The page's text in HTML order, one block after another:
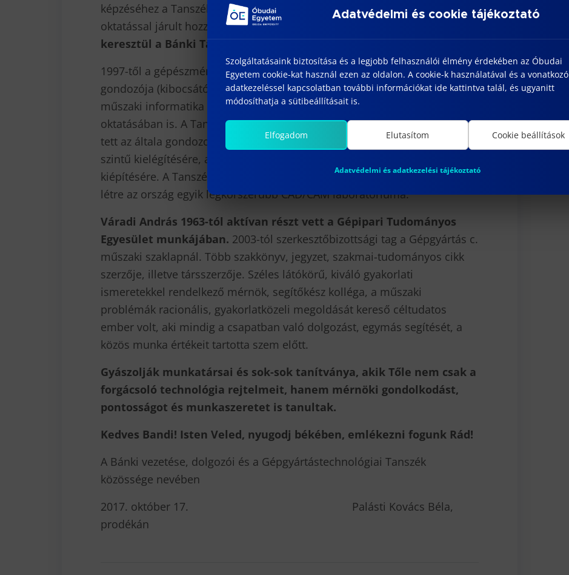
képzéséhez a Tanszék szintén jelentős műhelyi, laboratóriumi és tantermi
oktatással járult hozzá.
A Tanszék vezetése mellett több éven
keresztül a Bánki Tanácsának elnöke volt.
1997-től a gépészmérnöki szakon a Tanszék az új CAD/CAM szakirány
gondozója (kibocsátó tanszéke), továbbá jelentős szerepet vállalt a
műszaki informatika szakon indult Tervezőrendszerek szakirány
oktatásában is. A Tanszék az 1997/98 tanévben jelentős erőfeszítéseket
tett az általa gondozott tantárgyak laboratóriumi háttérigényének magas
szintű kielégítésére, a korszerű számítástechnikai infrastruktúra
kiépítésére. A Tanszéken – támaszkodva a főiskola támogatására – jött
létre az ország egyik legkorszerűbb CAD/CAM laboratóriuma.
Váradi András 1963-tól aktívan részt vett a Gépipari Tudományos
Egyesület munkájában. 2003-tól szerkesztőbizottsági tag a Gépgyártás c.
műszaki szaklapnál. Több szakkönyv, jegyzet, szakmai-tudományos cikk
szerzője, illetve társszerzője. Széles látókörű, kiváló gyakorlati
ismeretekkel rendelkező mérnök, segítőkész kolléga, a műszaki
problémák racionális, gyakorlatközeli megoldását kereső céltudatos
ember volt, aki mindig a csapatban való dolgozást, egymás segítését, a
közös munka értékeit tartotta szem előtt.
Gyászolják munkatársai és sok-sok tanítványa, akik Tőle nem csak a
forgácsoló technológia rejtelmeit, hanem mérnöki gondolkodást,
pontosságot és munkaszeretet is tanultak.
Kedves Bandi! Isten Veled, nyugodj békében, emlékezni fogunk Rád!
A Bánki vezetése, dolgozói és a Gépgyártástechnológiai Tanszék
közössége nevében
2017. október 17. Palásti Kovács Béla,
prodékán
Adatvédelmi és cookie tájékoztató
Szolgáltatásaink biztosítása és a legjobb felhasználói élmény érdekében az Óbudai
Egyetem cookie-kat használ ezen az oldalon. A cookie-k használatával és a vonatkozó
adatkezeléssel kapcsolatban további információkat ide kattintva talál, és ugyanitt
módosíthatja a sütibeállításait is.
Elfogadom Elutasítom Cookie beállítások
Adatvédelmi és adatkezelési tájékoztató